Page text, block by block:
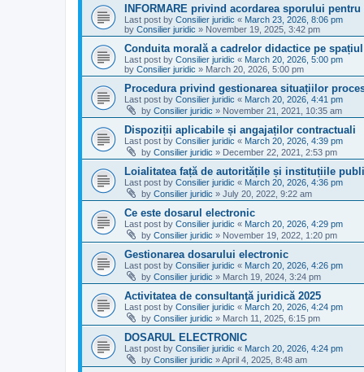
INFORMARE privind acordarea sporului
Last post by Consilier juridic « March 23, 2026, 8:06 pm
by Consilier juridic » November 19, 2025, 3:42 pm
Conduita morală a cadrelor didactice pe
Last post by Consilier juridic « March 20, 2026, 5:00 pm
by Consilier juridic » March 20, 2026, 5:00 pm
Procedura privind gestionarea situațiilor
Last post by Consilier juridic « March 20, 2026, 4:41 pm
by Consilier juridic » November 21, 2021, 10:35 am
Dispoziții aplicabile și angajaților contractuali
Last post by Consilier juridic « March 20, 2026, 4:39 pm
by Consilier juridic » December 22, 2021, 2:53 pm
Loialitatea față de autoritățile și instituțiile
Last post by Consilier juridic « March 20, 2026, 4:36 pm
by Consilier juridic » July 20, 2022, 9:22 am
Ce este dosarul electronic
Last post by Consilier juridic « March 20, 2026, 4:29 pm
by Consilier juridic » November 19, 2022, 1:20 pm
Gestionarea dosarului electronic
Last post by Consilier juridic « March 20, 2026, 4:26 pm
by Consilier juridic » March 19, 2024, 3:24 pm
Activitatea de consultanţă juridică 2025
Last post by Consilier juridic « March 20, 2026, 4:24 pm
by Consilier juridic » March 11, 2025, 6:15 pm
DOSARUL ELECTRONIC
Last post by Consilier juridic « March 20, 2026, 4:24 pm
by Consilier juridic »April 4, 2025, 8:48 am